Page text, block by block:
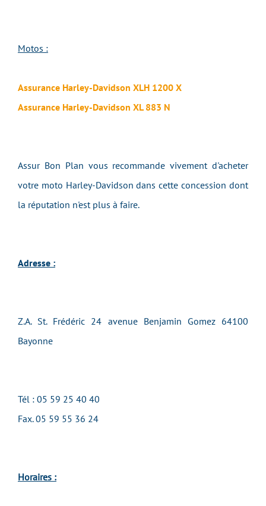
Motos :
Assurance Harley-Davidson XLH 1200 X
Assurance Harley-Davidson XL 883 N
Assur Bon Plan vous recommande vivement d'acheter
votre moto Harley-Davidson dans cette concession dont
la réputation n'est plus à faire.
Adresse :
Z.A. St. Frédéric 24 avenue Benjamin Gomez 64100
Bayonne
Tél : 05 59 25 40 40
Fax. 05 59 55 36 24
Horaires :